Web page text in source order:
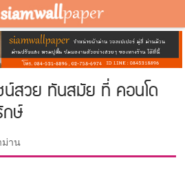
น์สวย ทันสมัย ที่ คอนโด
ษ์
ม่าน